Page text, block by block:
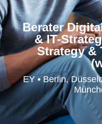
YouTube
Höre in die EY-Welt
EY
der Karriere-
Berater
& IT-
Strategy &
EY • Berlin,